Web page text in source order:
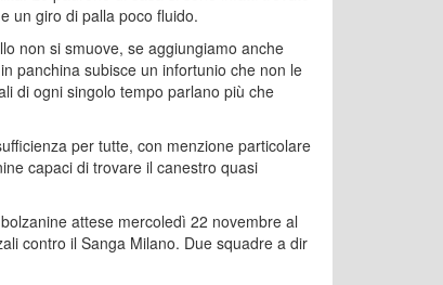
un giro di palla poco fluido.
non si smuove, se aggiungiamo anche
panchina subisce un infortunio che non le
di ogni singolo tempo parlano più che
per tutte, con menzione particolare
capaci di trovare il canestro quasi
attese mercoledì 22 novembre al
contro il Sanga Milano. Due squadre a dir